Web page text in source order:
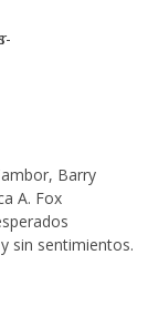
Barry
A. Fox
sin sentimientos.